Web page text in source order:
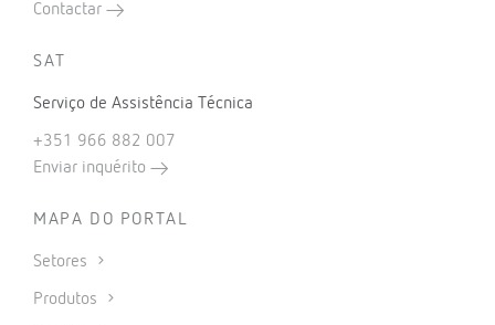
Contactar
SAT
Serviço de Assistência Técnica
+351 966 882 007
Enviar inquérito
MAPA DO PORTAL
Setores
Produtos